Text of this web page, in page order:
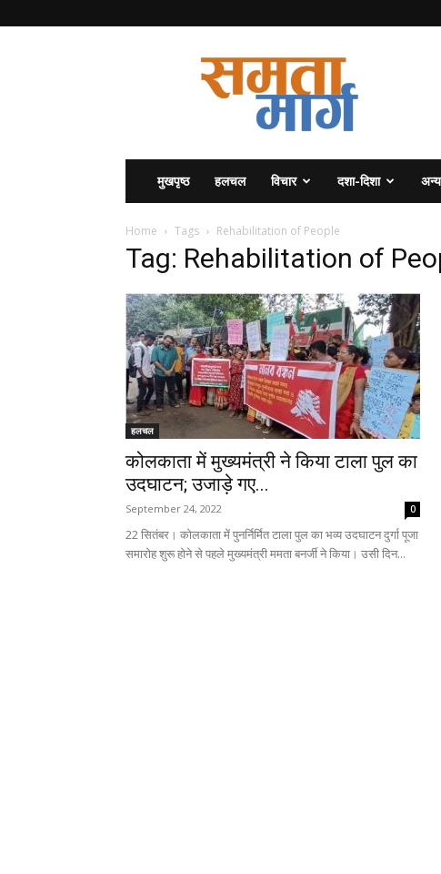
मुखपृष्ठ हलचल विचार दशा-दिशा
Home Tags Rehabilitation of People
Tag: Rehabilitation of
हलचल
कोलकाता में मुख्यमंत्री ने किया टाला पुल का
उदघाटन; उजाड़े गए...
September 24, 2022 0
22 सितंबर। कोलकाता में पुनर्निर्मित टाला पुल का भव्य उदघाटन दुर्गा पूजा
समारोह शुरू होने से पहले मुख्यमंत्री ममता बनर्जी ने किया। उसी दिन...